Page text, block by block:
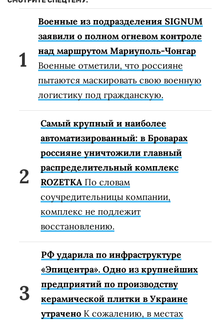
Военные из подразделения SIGNUM
заявили о полном огневом контроле
над маршрутом Мариуполь-Чонгар
Военные отметили, что россияне
пытаются маскировать свою военную
логистику под гражданскую.
Самый крупный и наиболее
автоматизированный: в Броварах
россияне уничтожили главный
распределительный комплекс
ROZETKA По словам
соучредительницы компании,
комплекс не подлежит
восстановлению.
РФ ударила по инфраструктуре
«Эпицентра». Одно из крупнейших
предприятий по производству
керамической плитки в Украине
утрачено К сожалению, в местах